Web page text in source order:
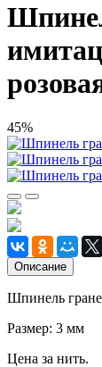
45%
Описание
Шпинель
Размер: 3 мм
Цена за нить.